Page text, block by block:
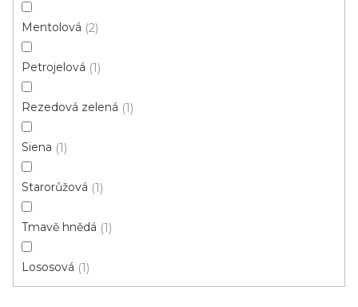
Mentolová 2
Petrojelová 1
Rezedová zelená 1
Siena 1
Starorůžová 1
Tmavě hnědá 1
Lososová 1
Koberec metráž NEW ORLEANS /tex 507
Skladem externě, odesíláme do 2-3 dnů